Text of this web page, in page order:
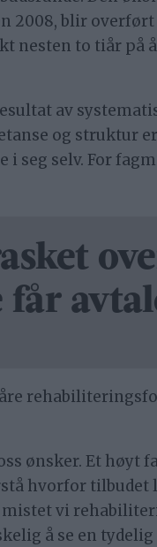
2008, blir
nesten to tiår på
av
og struktur
seg selv. For
får
ønsker. Et høyt
hvorfor tilbudet
vi
å se en